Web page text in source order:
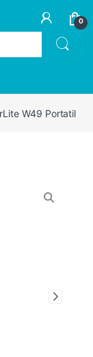
0
W49 Portatil